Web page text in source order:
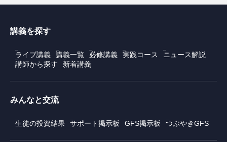
講義を探す
ライブ講義 講義一覧 必修講義 実践コース
ニュース解説
講師から探す
新着講義
みんなと交流
生徒の投資結果 サポート掲示板 GFS掲示板 つぶやきGFS